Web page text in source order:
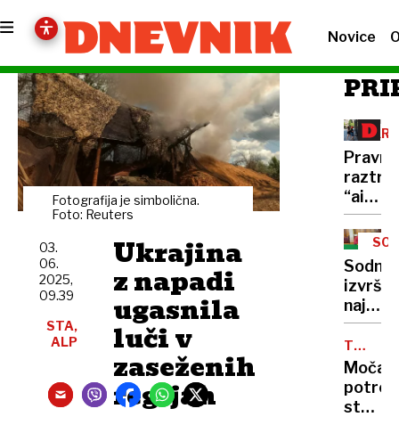
Novice
Fotografija je simbolična.
Foto: Reuters
Ukrajina
z napadi
ugasnila
luči v
zaseženih
regijah
03.
06.
2025,
09.39
STA,
ALP
“airbnb
zakon”,
a
brez
bo
šlo
slabše
Sodni
naj
bi
pri
rubežu
kradel,
nekoč
TAL
Močan
potres